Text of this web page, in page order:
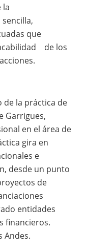
la
que
de los
de la práctica de
Garrigues,
en el área de
gira en
e
desde un punto
de
entidades
financieros.
Andes.